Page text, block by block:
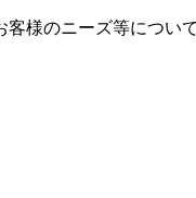
様のニーズ等につい